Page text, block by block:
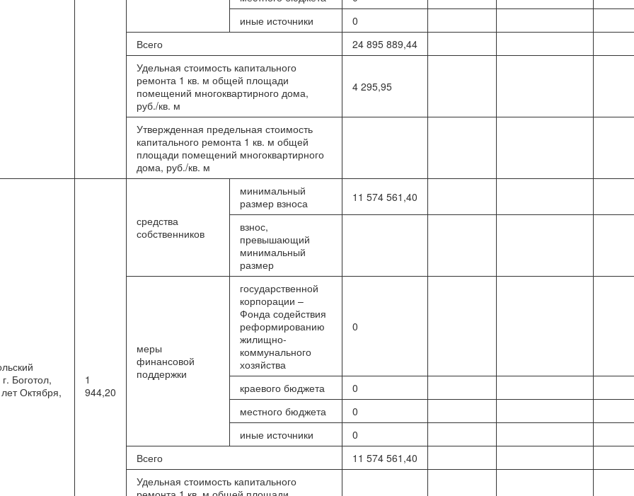
иные источники
0
Всего
24 895 889,44
Удельная стоимость капитального
ремонта 1 кв. м общей площади
помещений многоквартирного дома,
руб./кв. м
4 295,95
Утвержденная предельная стоимость
капитального ремонта 1 кв. м общей
площади помещений многоквартирного
дома, руб./кв. м
Боготол,
Октября,
1
944,20
средства
собственников
минимальный
размер взноса
11 574 561,40
взнос,
превышающий
минимальный
размер
меры
финансовой
поддержки
государственной
корпорации –
Фонда содействия
реформированию
жилищно-
коммунального
хозяйства
0
краевого бюджета
0
местного бюджета
0
иные источники
0
Всего
11 574 561,40
Удельная стоимость капитального